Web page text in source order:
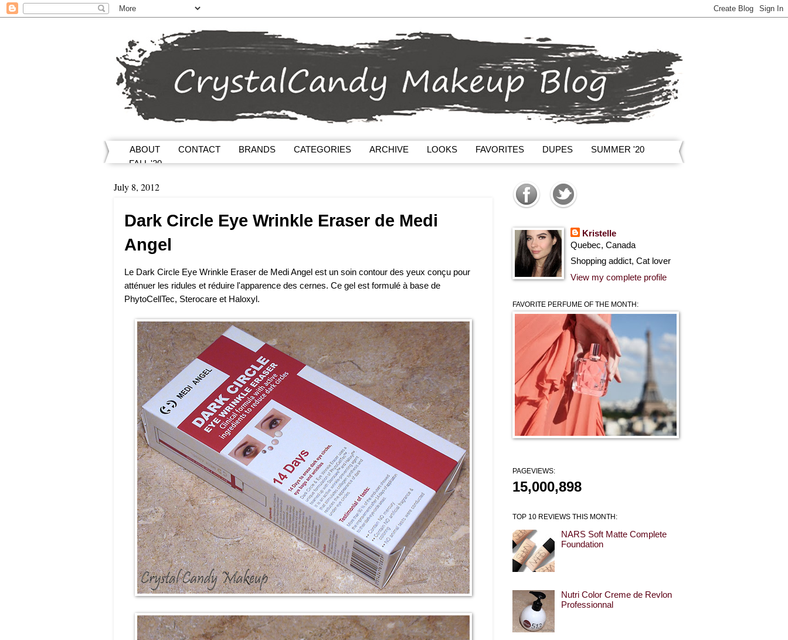
ABOUT CONTACT BRANDS CATEGORIES ARCHIVE LOOKS FAVORITES DUPES
SUMMER '20
FALL '20
July 8, 2012
Dark Circle Eye Wrinkle Eraser de Medi
Angel
Le Dark Circle Eye Wrinkle Eraser de Medi Angel est un soin contour des yeux conçu pour
atténuer les ridules et réduire l'apparence des cernes. Ce gel est formulé à base de
PhytoCellTec, Sterocare et Haloxyl.
Kristelle
Quebec, Canada
Shopping addict, Cat lover
View my complete profile
FAVORITE PERFUME OF THE MONTH:
PAGEVIEWS:
15,000,898
TOP 10 REVIEWS THIS MONTH:
NARS Soft Matte Complete
Foundation
Nutri Color Creme de Revlon
Professionnal